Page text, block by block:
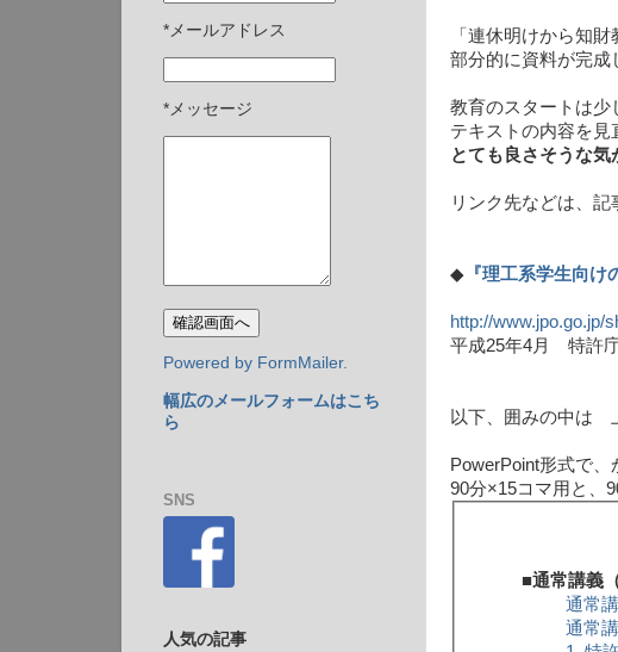
「連休明けから知財
部分的に資料が完
教育のスタートは少
テキストの内容を見
とても良さそうな気
リンク先などは、記
◆ 『理工系学生向け
http://www.jpo.go.jp/
平成25年4月 特
以下、囲みの中は
PowerPoint形式で、
90分×15コマ用と、
■通常講義
通常
通常
*メールアドレス
*メッセージ
Powered by FormMailer.
幅広のメールフォームはこち
ら
SNS
人気の記事